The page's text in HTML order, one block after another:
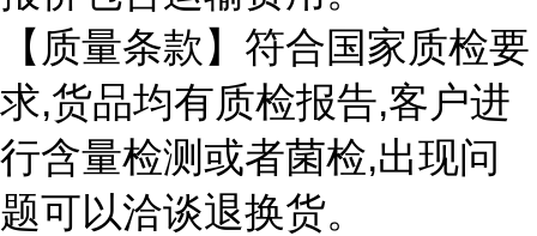
【质量条款】符合国家质检要
求,货品均有质检报告,客户进
行含量检测或者菌检,出现问
题可以洽谈退换货。